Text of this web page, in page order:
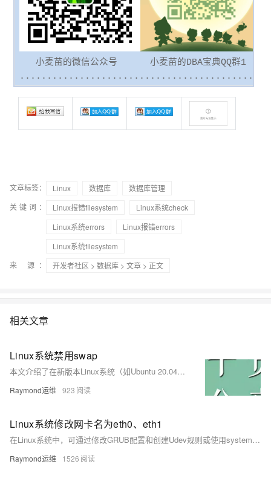
小麦苗的微信公众号 小麦苗的DBA宝典QQ群
文章标签： Linux 数据库
数据库管理
关键词：
Linux报错filesystem
Linux系统check
Linux系统errors
Linux报错errors
Linux系统filesystem
来 源：
开发者社区 > 数据库 > 文章 > 正文
相关文章
Linux系统禁用swap
本文介绍了在新版本Linux系统（如Ubuntu 20.04+、CentOS Stream、openEuler等）中禁用swap的两种方法。传统通过注释/etc/fstab中swap行的方式已失效，现需使用systemd管理swap.target服务或在/etc/fstab中添加noauto参数实现禁用。方法1通过屏蔽swap.target适用于新版系统，方法2通过修改fstab挂载选项更通用，兼容所有系统。
Raymond运维 923
Linux系统修改网卡名为eth0、eth1
在Linux系统中，可通过修改GRUB配置和创建Udev规则或使用systemd链接文件，将网卡名改为`eth0`、`eth1`等传统命名方式，适用于多种发行版并支持多网卡配置。
Raymond运维 1526